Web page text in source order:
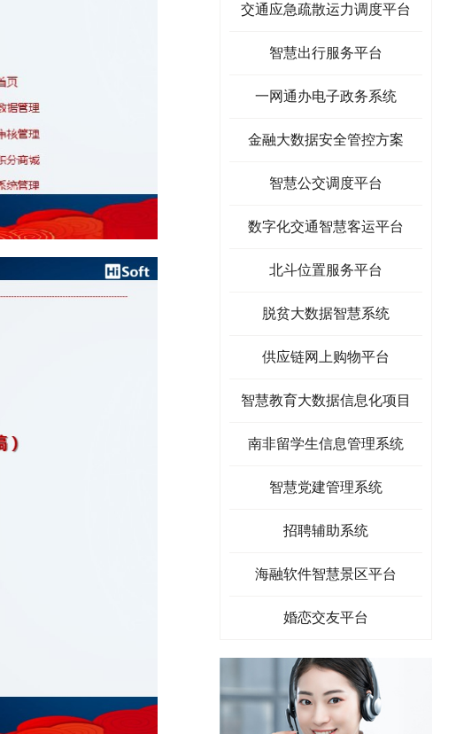
交通应急疏散运力调度平台
智慧出行服务平台
一网通办电子政务系统
金融大数据安全管控方案
智慧公交调度平台
数字化交通智慧客运平台
北斗位置服务平台
脱贫大数据智慧系统
供应链网上购物平台
智慧教育大数据信息化项目
南非留学生信息管理系统
智慧党建管理系统
招聘辅助系统
海融软件智慧景区平台
婚恋交友平台